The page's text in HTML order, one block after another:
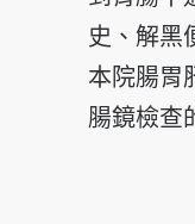
史、解黑
本院腸胃
腸鏡檢查